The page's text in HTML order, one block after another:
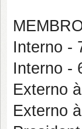
Interno -
Interno -
Externo
Externo